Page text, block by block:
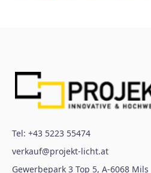
Tel: +43 5223 55474
verkauf@projekt-licht.at
Gewerbepark 3 Top 5, A-6068 Mils